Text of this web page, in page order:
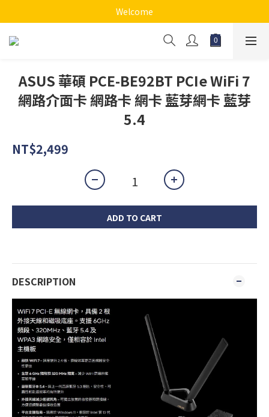
Welcome
ASUS 華碩 PCE-BE92BT PCIe WiFi 7
網路介面卡 網路卡 網卡 藍芽網卡 藍芽
5.4
NT$2,499
ADD TO CART
DESCRIPTION